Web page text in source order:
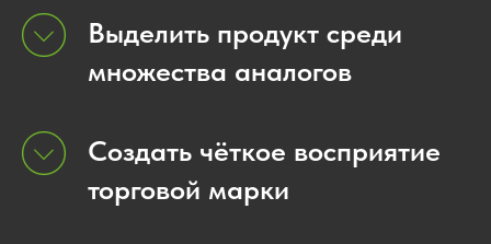
Выделить продукт среди
множества аналогов
Создать чёткое восприятие
торговой марки